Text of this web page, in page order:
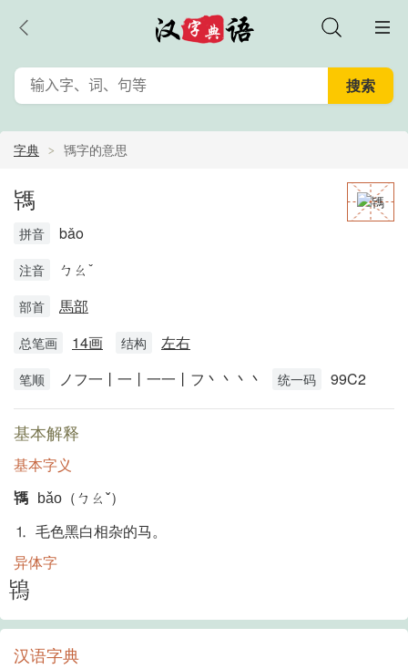
字典 駂字的意思
駂
拼音 bǎo
注音 ㄅㄠˇ
部首 馬部
总笔画 14画 结构 左右
笔顺 ノフ一丨一丨一一丨フ丶丶丶丶 统一码 99C2
基本解释
基本字义
駂
bǎo（ㄅㄠˇ）
⒈ 毛色黑白相杂的马。
异体字
鴇
汉语字典